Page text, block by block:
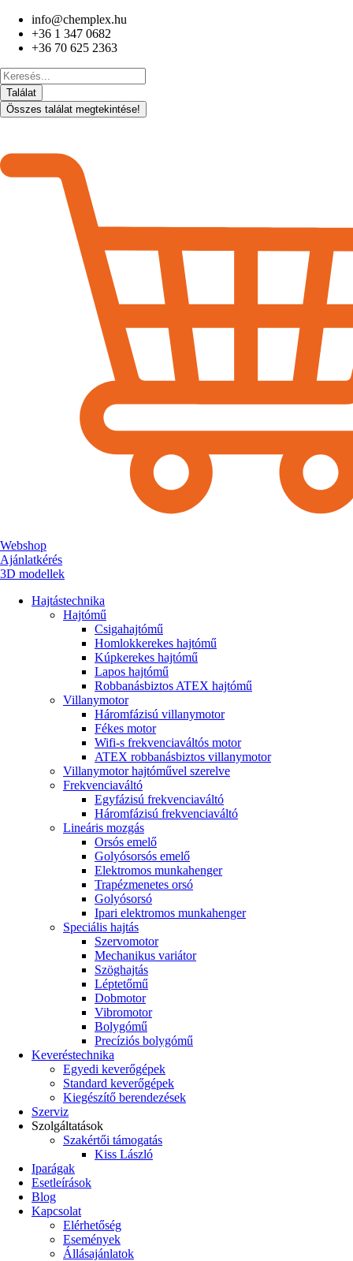
tartalomhoz
info@chemplex.hu
+36 1 347 0682
+36 70 625 2363
Search
...Találat
Összes találat megtekintése!
Webshop
Ajánlatkérés
3D modellek
Hajtástechnika
Hajtómű
Csigahajtómű
Homlokkerekes hajtómű
Kúpkerekes hajtómű
Lapos hajtómű
Robbanásbiztos ATEX hajtómű
Villanymotor
Háromfázisú villanymotor
Fékes motor
Wifi-s frekvenciaváltós motor
ATEX robbanásbiztos villanymotor
Villanymotor hajtóművel szerelve
Frekvenciaváltó
Egyfázisú frekvenciaváltó
Háromfázisú frekvenciaváltó
Lineáris mozgás
Orsós emelő
Golyósorsós emelő
Elektromos munkahenger
Trapézmenetes orsó
Golyósorsó
Ipari elektromos munkahenger
Speciális hajtás
Szervomotor
Mechanikus variátor
Szöghajtás
Léptetőmű
Dobmotor
Vibromotor
Bolygómű
Precíziós bolygómű
Keveréstechnika
Egyedi keverőgépek
Standard keverőgépek
Kiegészítő berendezések
Szerviz
Szolgáltatások
Szakértői támogatás
Kiss László
Iparágak
Esetleírások
Blog
Kapcsolat
Elérhetőség
Események
Állásajánlatok